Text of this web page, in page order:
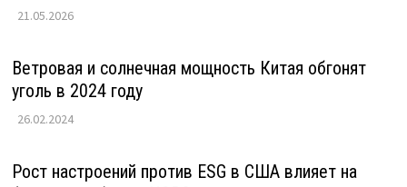
21.05.2026
Ветровая и солнечная мощность Китая обгонят
уголь в 2024 году
26.02.2024
Рост настроений против ESG в США влияет на